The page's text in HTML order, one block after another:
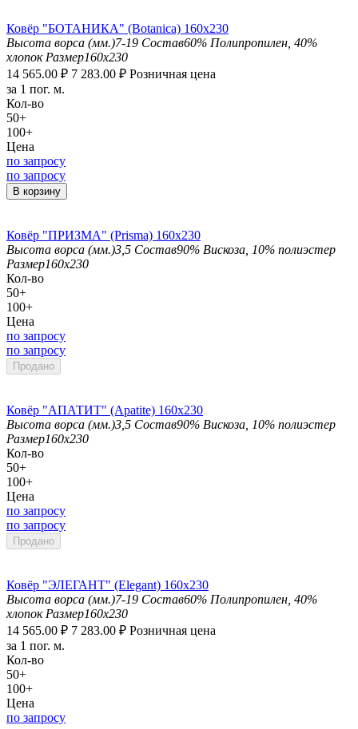
Ковёр "БОТАНИКА" (Botanica) 160х230
Высота ворса (мм.)7-19 Состав60% Полипропилен, 40%
хлопок Размер160x230
14 565.00 ₽ 7 283.00 ₽ Розничная цена
за 1 пог. м.
Кол-во
50+
100+
Цена
по запросу
по запросу
В корзину
Ковёр "ПРИЗМА" (Prisma) 160х230
Высота ворса (мм.)3,5 Состав90% Вискоза, 10% полиэстер
Размер160x230
Кол-во
50+
100+
Цена
по запросу
по запросу
Продано
Ковёр "АПАТИТ" (Apatite) 160х230
Высота ворса (мм.)3,5 Состав90% Вискоза, 10% полиэстер
Размер160x230
Кол-во
50+
100+
Цена
по запросу
по запросу
Продано
Ковёр "ЭЛЕГАНТ" (Elegant) 160х230
Высота ворса (мм.)7-19 Состав60% Полипропилен, 40%
хлопок Размер160x230
14 565.00 ₽ 7 283.00 ₽ Розничная цена
за 1 пог. м.
Кол-во
50+
100+
Цена
по запросу